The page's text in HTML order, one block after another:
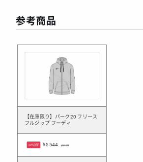
参考商品
【在庫限り】パーク20 フリース
フルジップ フーディ
20%OFF ¥5544 ¥6930